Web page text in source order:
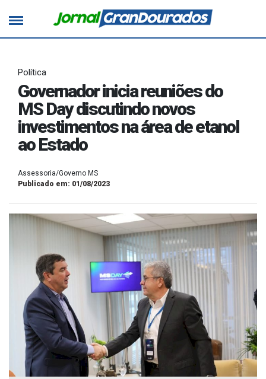
Política
Governador inicia reuniões do
MS Day discutindo novos
investimentos na área de etanol
ao Estado
Assessoria/Governo MS
Publicado em: 01/08/2023